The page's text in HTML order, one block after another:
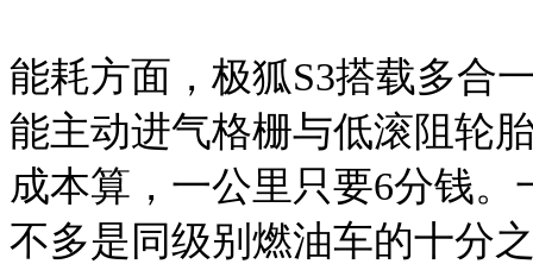
能耗方面，极狐S3搭载多合
能主动进气格栅与低滚阻轮
成本算，一公里只要6分钱。
不多是同级别燃油车的十分